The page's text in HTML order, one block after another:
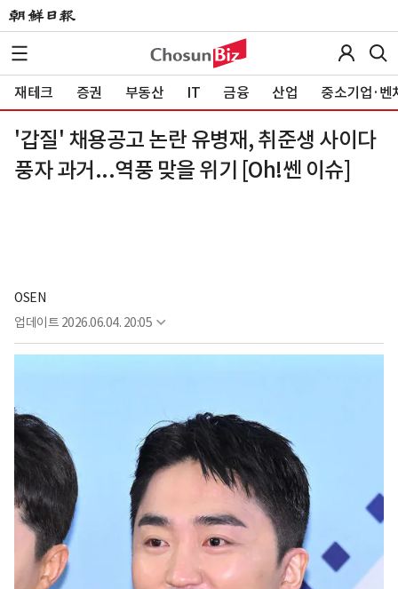
재테크 증권 부동산 IT 금융 산업 중소기업·벤
'갑질' 채용공고 논란 유병재, 취준생 사이다
풍자 과거...역풍 맞을 위기 [Oh!쎈 이슈]
OSEN
업데이트 2026.06.04. 20:05